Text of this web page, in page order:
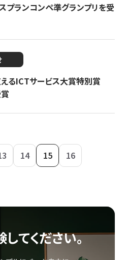
プランコンペ準グランプリを受
るICTサービス大賞特別賞
14 15 16
てください。